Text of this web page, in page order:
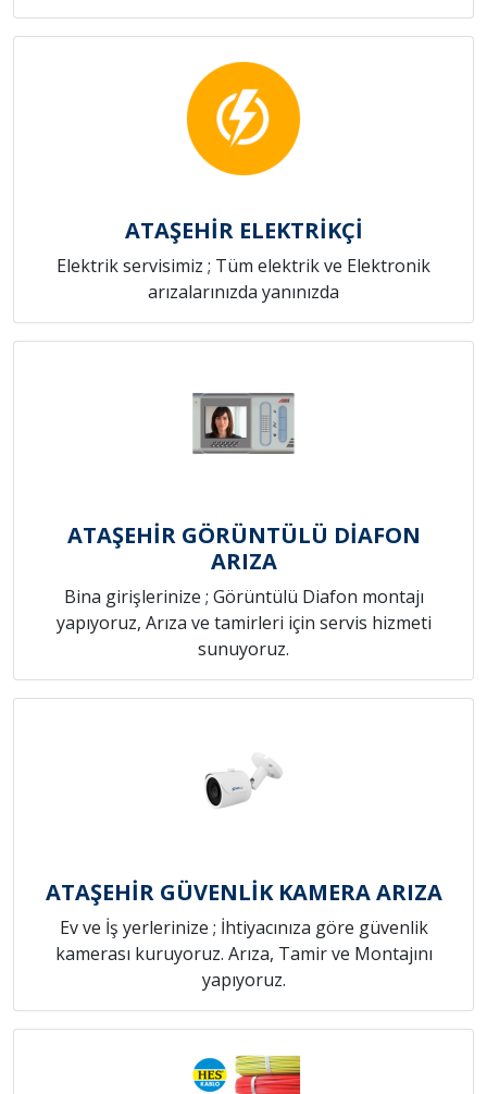
ATAŞEHİR ELEKTRİKÇİ
Elektrik servisimiz ; Tüm elektrik ve Elektronik
arızalarınızda yanınızda
ATAŞEHİR GÖRÜNTÜLÜ DİAFON
ARIZA
Bina girişlerinize ; Görüntülü Diafon montajı
yapıyoruz, Arıza ve tamirleri için servis hizmeti
sunuyoruz.
ATAŞEHİR GÜVENLİK KAMERA ARIZA
Ev ve İş yerlerinize ; İhtiyacınıza göre güvenlik
kamerası kuruyoruz. Arıza, Tamir ve Montajını
yapıyoruz.